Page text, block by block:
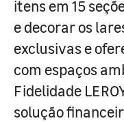
itens em 15
e decorar os
exclusivas e
com espaços
Fidelidade
solução